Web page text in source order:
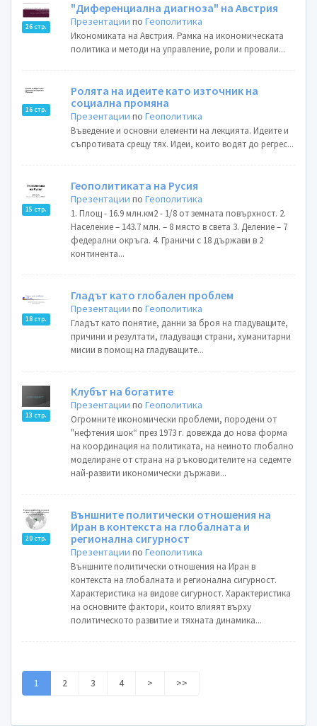
26 стр.
"Диференциална диагноза" на Австрия
Презентации поГеополитика
Икономиката на Австрия. Рамка на икономическата
политика и методи на управление, роли и провали...
16 стр.
Ролята на идеите като източник на
социална промяна
Презентации поГеополитика
Въведение и основни елементи на лекцията. Идеите и
съпротивата срещу тях. Идеи, които водят до регрес...
15 стр.
Геополитиката на Русия
Презентации поГеополитика
1. Площ - 16.9 млн.км2 - 1/8 от земната повърхност. 2.
Население – 143.7 млн. – 8 място в света 3. Деление – 7
федерални окръга. 4. Граничи с 18 държави в 2
континента...
18 стр.
Гладът като глобален проблем
Презентации поГеополитика
Гладът като понятие, данни за броя на гладуващите,
причини и резултати, гладуващи страни, хуманитарни
мисии в помощ на гладуващите...
13 стр.
Клубът на богатите
Презентации поГеополитика
Огромните икономически проблеми, породени от
"нефтения шок“ през 1973 г. довежда до нова форма
на координация на политиката, на неиното глобално
моделиране от страна на ръководителите на седемте
най-развити икономически държави...
20 стр.
Външните политически отношения на
Иран в контекста на глобалната и
регионална сигурност
Презентации поГеополитика
Външните политически отношения на Иран в
контекста на глобалната и регионална сигурност.
Характеристика на видове сигурност. Характеристика
на основните фактори, които влияят върху
политическото развитие и тяхната динамика...
1 2 3 4 > >>